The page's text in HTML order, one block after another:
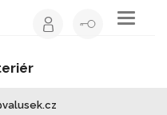
Toggle